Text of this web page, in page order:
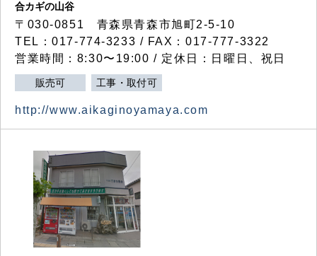
合カギの山谷
〒030-0851 青森県青森市旭町2-5-10
TEL：017-774-3233 / FAX：017-777-3322
営業時間：8:30〜19:00 / 定休日：日曜日、祝日
販売可 工事・取付可
http://www.aikaginoyamaya.com